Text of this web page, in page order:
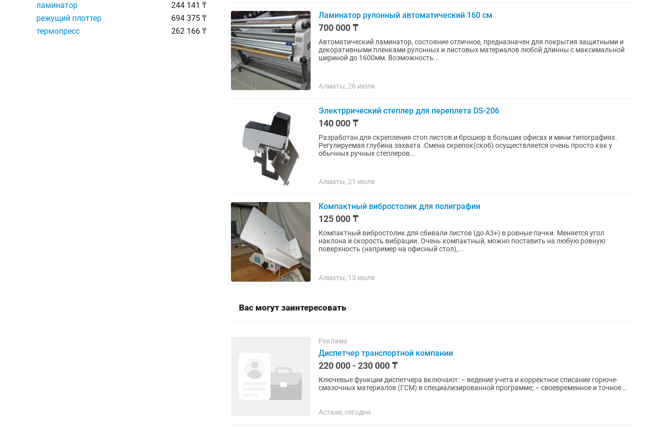
ламинатор
244 141 ₸
режущий плоттер
694 375 ₸
термопресс
262 166 ₸
Ламинатор рулонный автоматический 160 см
700 000 ₸
Автоматический ламинатор, состояние отличное, предназначен для покрытия защитными и
декоративными пленками рулонных и листовых материалов любой длинны с максимальной
шириной до 1600мм. Возможность...
Алматы, 26 июля
Электррический степлер для переплета DS-206
140 000 ₸
Разработан для скрепления стоп листов и брошюр в больших офисах и мини типографиях.
Регулируемая глубина захвата .Смена скрепок(скоб) осуществляется очень просто как у
обычных ручных степлеров...
Алматы, 21 июля
Компактный вибростолик для полиграфии
125 000 ₸
Компактный вибростолик для сбивали листов (до А3+) в ровные пачки. Меняется угол
наклона и скорость вибрации. Очень компактный, можно поставить на любую ровную
поверхность (например на офисный стол),...
Алматы, 13 июля
Вас могут заинтересовать
Реклама
Диспетчер транспортной компании
220 000 - 230 000 ₸
Ключевые функции диспетчера включают: – ведение учета и корректное списание горюче-
смазочных материалов (ГСМ) в специализированной программе; – своевременное и точное
Астана, сегодня